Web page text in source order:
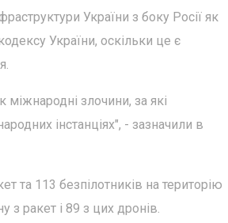
України з боку Росії як
України, оскільки це є
міжнародні злочини, за які
інстанціях", - зазначили в
та 113 безпілотників на територію
з ракет і 89 з цих дронів.